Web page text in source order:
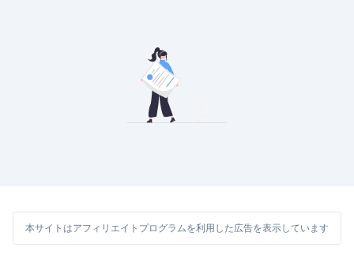
本サイトはアフィリエイトプログラムを利用した広告を表示しています